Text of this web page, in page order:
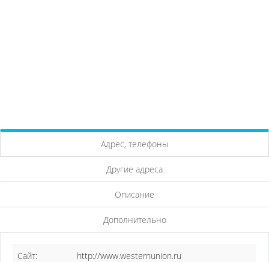
Адрес, телефоны
Другие адреса
Описание
Дополнительно
Сайт:
http://www.westernunion.ru